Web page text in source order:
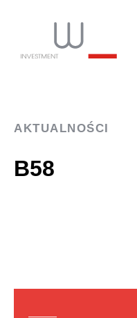
AKTUALNOŚCI
B58